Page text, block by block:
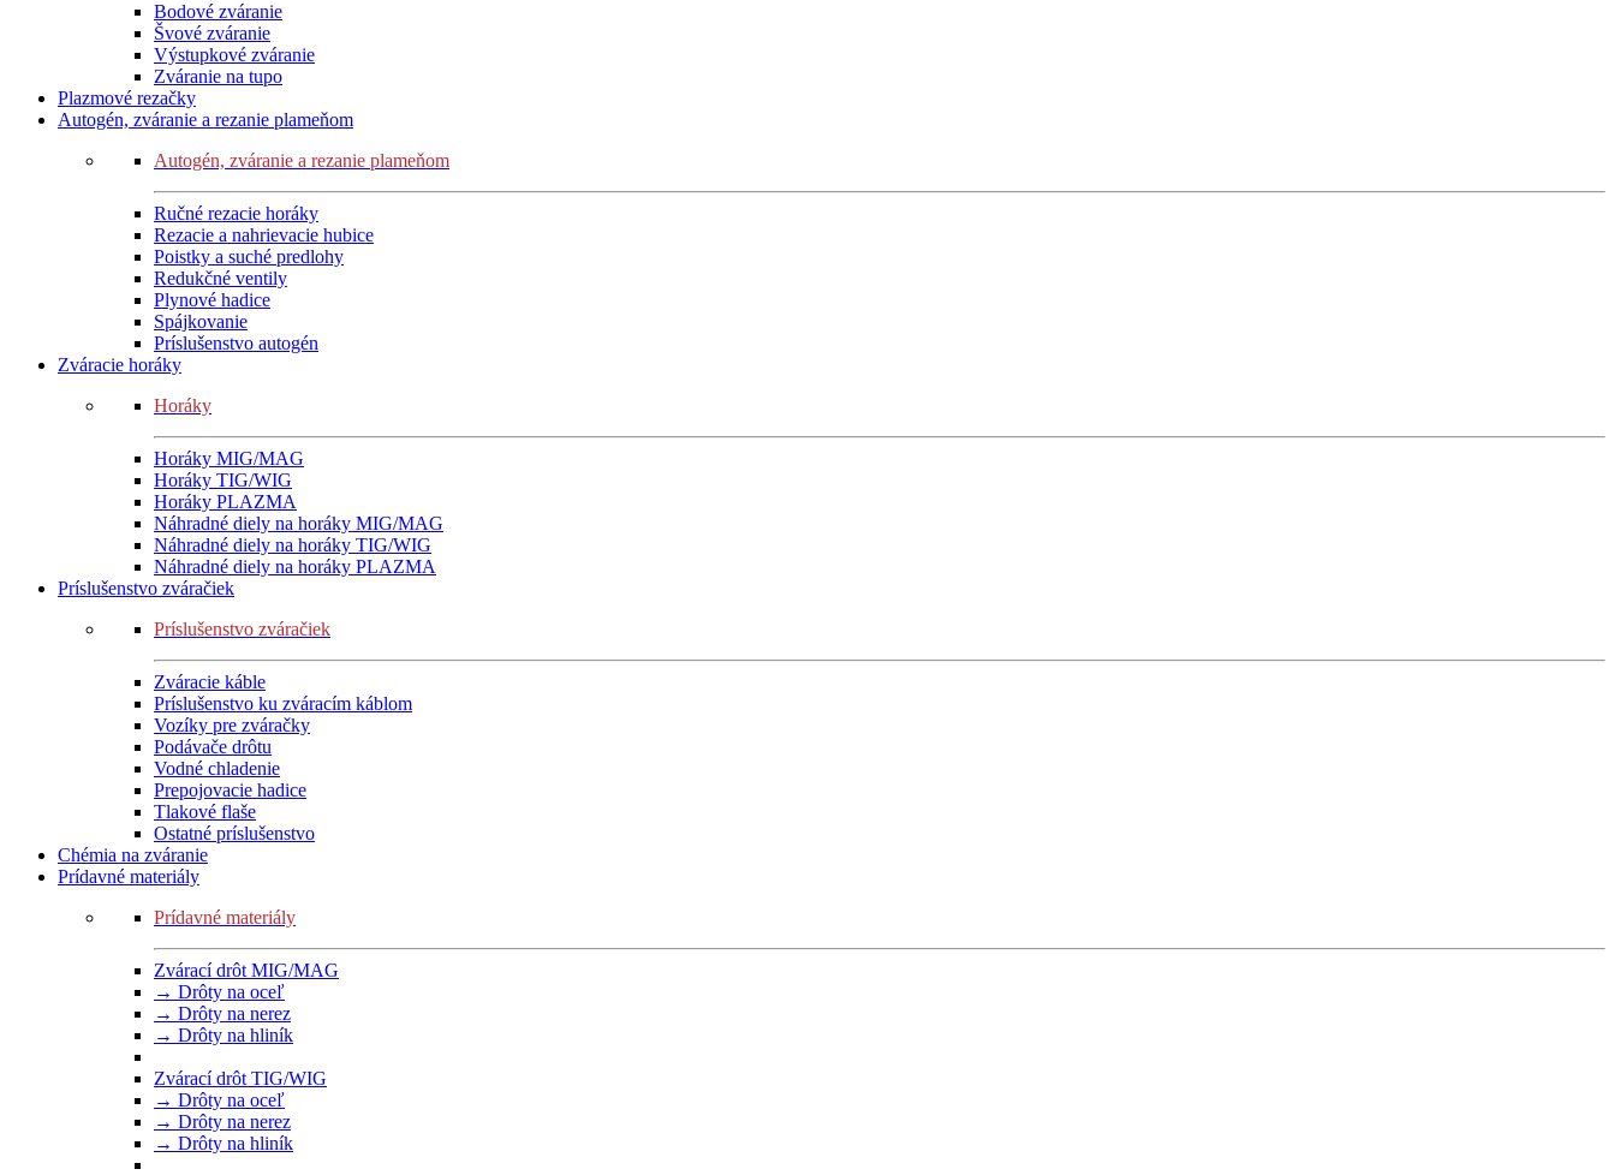
Bodové zváranie
Švové zváranie
Výstupkové zváranie
Zváranie na tupo
Plazmové rezačky
Autogén, zváranie a rezanie plameňom
Autogén, zváranie a rezanie plameňom
Ručné rezacie horáky
Rezacie a nahrievacie hubice
Poistky a suché predlohy
Redukčné ventily
Plynové hadice
Spájkovanie
Príslušenstvo autogén
Zváracie horáky
Horáky
Horáky MIG/MAG
Horáky TIG/WIG
Horáky PLAZMA
Náhradné diely na horáky MIG/MAG
Náhradné diely na horáky TIG/WIG
Náhradné diely na horáky PLAZMA
Príslušenstvo zváračiek
Príslušenstvo zváračiek
Zváracie káble
Príslušenstvo ku zváracím káblom
Vozíky pre zváračky
Podávače drôtu
Vodné chladenie
Prepojovacie hadice
Tlakové flaše
Ostatné príslušenstvo
Chémia na zváranie
Prídavné materiály
Prídavné materiály
Zvárací drôt MIG/MAG
→ Drôty na oceľ
→ Drôty na nerez
→ Drôty na hliník
Zvárací drôt TIG/WIG
→ Drôty na oceľ
→ Drôty na nerez
→ Drôty na hliník